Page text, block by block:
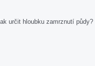
určit hloubku zamrznutí půdy?